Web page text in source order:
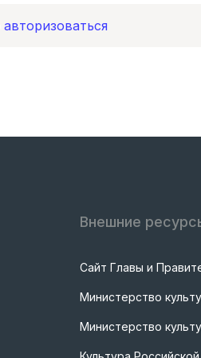
авторизоваться
Внешние
Сайт Главы и
Министерство
Министерство